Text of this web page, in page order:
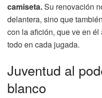
camiseta.Su renovación
delantera, sino que
con la afición, que ve en
todo en cada jugada.
Juventud al
blanco